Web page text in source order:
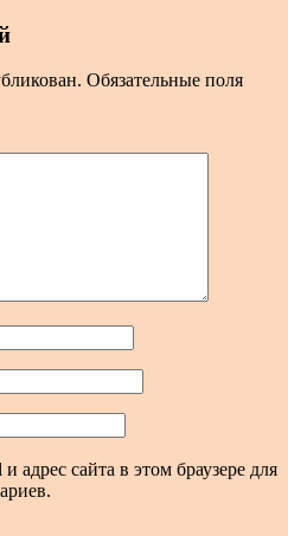
Обязательные поля
адрес сайта в этом браузере для